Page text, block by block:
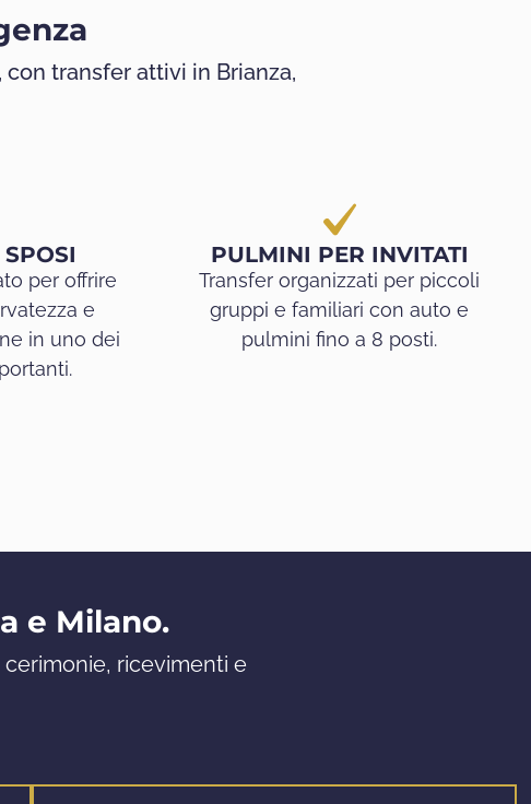
transfer attivi in Brianza,
per offrire
e
in uno dei
PULMINI PER INVITATI
Transfer organizzati per piccoli
gruppi e familiari con auto e
pulmini fino a 8 posti.
e Milano.
ricevimenti e